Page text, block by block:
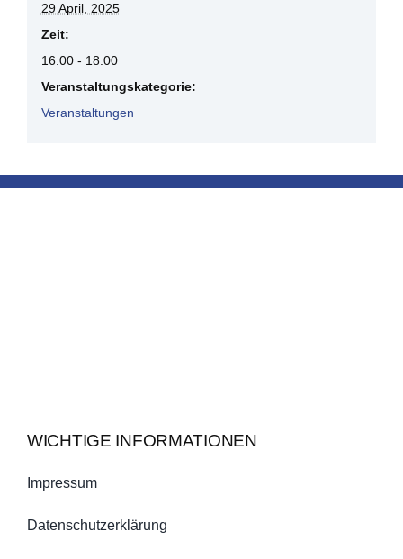
29 April, 2025
Zeit:
16:00 - 18:00
Veranstaltungskategorie:
Veranstaltungen
WICHTIGE INFORMATIONEN
Impressum
Datenschutzerklärung